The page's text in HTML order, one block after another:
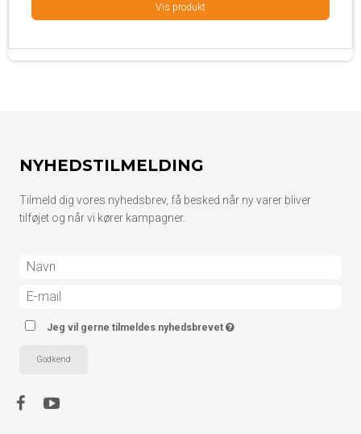
Vis produkt
NYHEDSTILMELDING
Tilmeld dig vores nyhedsbrev, få besked når ny varer bliver
tilføjet og når vi kører kampagner.
Jeg vil gerne tilmeldes nyhedsbrevet
Godkend